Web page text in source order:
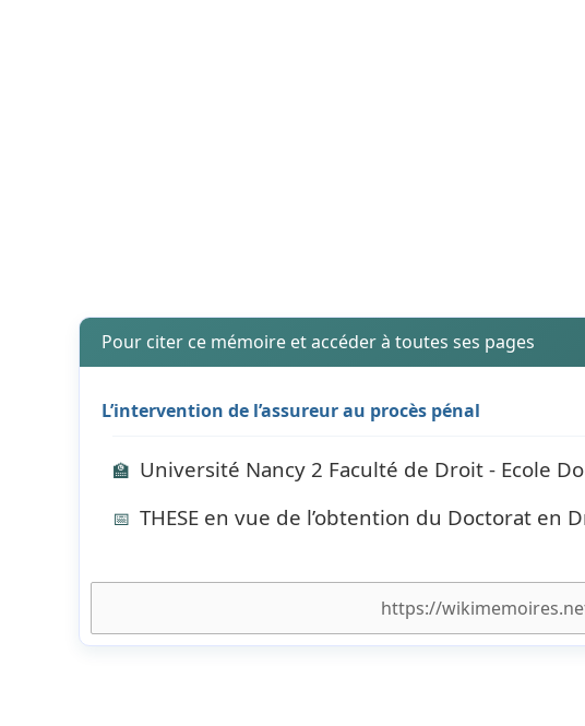
Pour citer ce mémoire et accéder à toutes ses pages
L’intervention de l’assureur au procès pénal
🏫 Université Nancy 2 Faculté de Droit - Ecole
📅 THESE en vue de l’obtention du Doctorat en